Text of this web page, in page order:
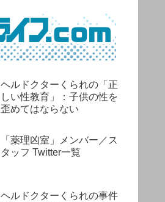
ヘルドクターくられの「正
しい性教育」：子供の性を
歪めてはならない
「薬理凶室」メンバー／ス
タッフ Twitter一覧
ヘルドクターくられの事件